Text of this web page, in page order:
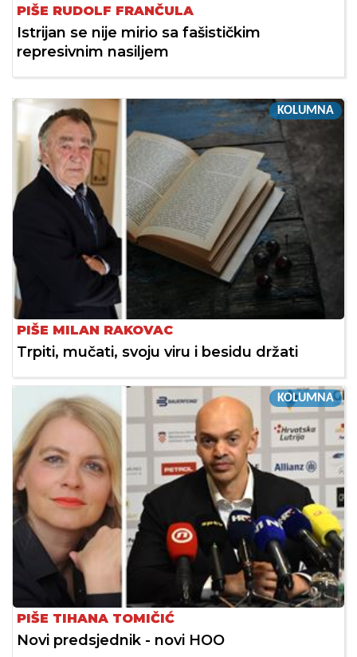
PIŠE RUDOLF FRANČULA
Istrijan se nije mirio sa fašističkim
represivnim nasiljem
KOLUMNA
PIŠE MILAN RAKOVAC
Trpiti, mučati, svoju viru i besidu držati
KOLUMNA
PIŠE TIHANA TOMIČIĆ
Novi predsjednik - novi HOO